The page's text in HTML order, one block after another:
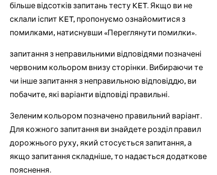
більше відсотків запитань тесту KET. Якщо ви не
склали іспит KET, пропонуємо ознайомитися з
помилками, натиснувши «Переглянути помилки».
запитання з неправильними відповідями позначені
червоним кольором внизу сторінки. Вибираючи те
чи інше запитання з неправильною відповіддю, ви
побачите, які варіанти відповіді правильні.
Зеленим кольором позначено правильний варіант.
Для кожного запитання ви знайдете розділ правил
дорожнього руху, який стосується запитання, а
якщо запитання складніше, то надається додаткове
пояснення.